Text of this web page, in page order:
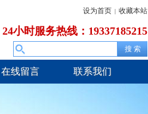
设为首页 | 收藏本站
24小时服务热线：19337185215
在线留言 联系我们